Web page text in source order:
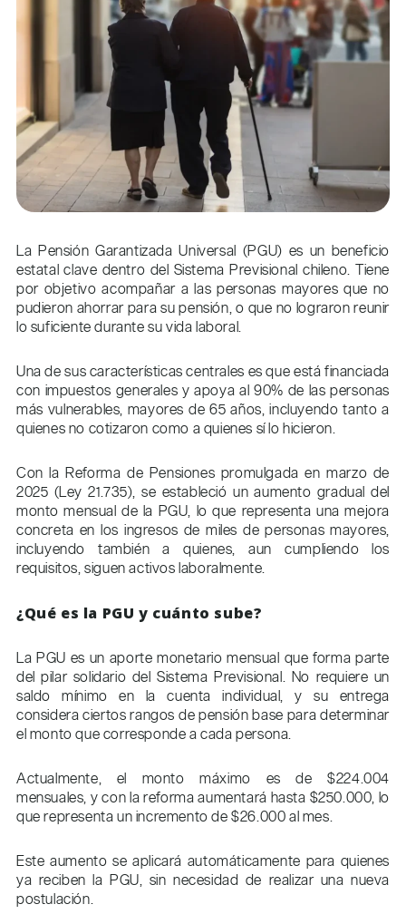
La Pensión Garantizada Universal (PGU) es un beneficio
estatal clave dentro del Sistema Previsional chileno. Tiene
por objetivo acompañar a las personas mayores que no
pudieron ahorrar para su pensión, o que no lograron reunir
lo suficiente durante su vida laboral.
Una de sus características centrales es que está financiada
con impuestos generales y apoya al 90% de las personas
más vulnerables, mayores de 65 años, incluyendo tanto a
quienes no cotizaron como a quienes sí lo hicieron.
Con la Reforma de Pensiones promulgada en marzo de
2025 (Ley 21.735), se estableció un aumento gradual del
monto mensual de la PGU, lo que representa una mejora
concreta en los ingresos de miles de personas mayores,
incluyendo también a quienes, aun cumpliendo los
requisitos, siguen activos laboralmente.
¿Qué es la PGU y cuánto sube?
La PGU es un aporte monetario mensual que forma parte
del pilar solidario del Sistema Previsional. No requiere un
saldo mínimo en la cuenta individual, y su entrega
considera ciertos rangos de pensión base para determinar
el monto que corresponde a cada persona.
Actualmente, el monto máximo es de $224.004
mensuales, y con la reforma aumentará hasta $250.000, lo
que representa un incremento de $26.000 al mes.
Este aumento se aplicará automáticamente para quienes
ya reciben la PGU, sin necesidad de realizar una nueva
postulación.